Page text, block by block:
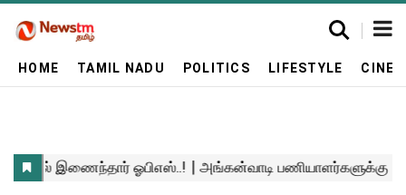
HOME TAMIL NADU POLITICS LIFESTYLE